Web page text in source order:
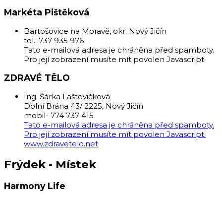
Markéta Pištěková
Bartošovice na Moravě, okr. Nový Jičín
tel.: 737 935 976
Tato e-mailová adresa je chráněna před spamboty.
Pro její zobrazení musíte mít povolen Javascript.
ZDRAVÉ TĚLO
Ing. Šárka Laštovičková
Dolní Brána 43/ 2225, Nový Jičín
mobil- 774 737 415
Tato e-mailová adresa je chráněna před spamboty.
Pro její zobrazení musíte mít povolen Javascript.
www.zdravetelo.net
Frýdek - Místek
Harmony Life